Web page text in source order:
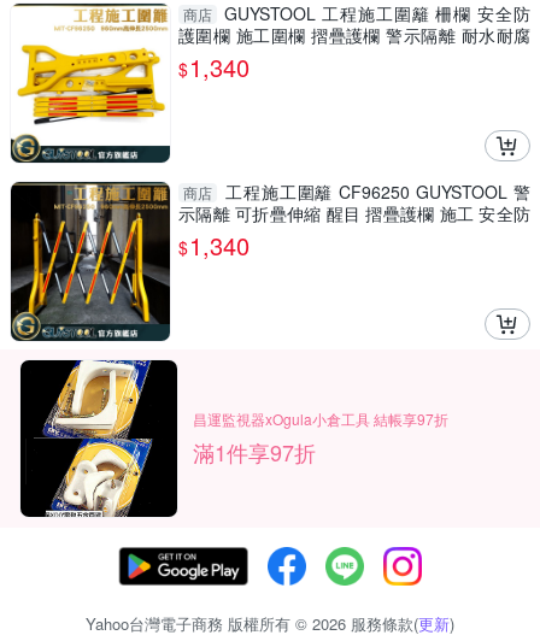
商店 GUYSTOOL 工程施工圍籬 柵欄 安全防
護圍欄 施工圍欄 摺疊護欄 警示隔離 耐水耐腐
MIT-CF96250
$1,340
商店
工程施工圍籬 CF96250 GUYSTOOL 警
示隔離 可折疊伸縮 醒目 摺疊護欄 施工 安全防
護圍欄 室內裝潢
$1,340
昌運監視器xOgula小倉工具 結帳享97折
滿1件享97折
Yahoo台灣電子商務 版權所有 © 2026 服務條款(更新)